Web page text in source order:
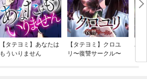
【タテヨミ】あなたは
もういりません
【タテヨミ】クロユ
リ〜復讐サークル〜
バ
今